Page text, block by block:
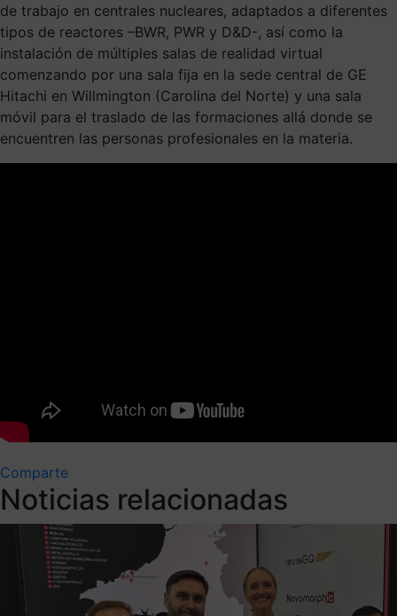
de trabajo en centrales nucleares, adaptados a diferentes
tipos de reactores –BWR, PWR y D&D-, así como la
instalación de múltiples salas de realidad virtual
comenzando por una sala fija en la sede central de GE
Hitachi en Willmington (Carolina del Norte) y una sala
móvil para el traslado de las formaciones allá donde se
encuentren las personas profesionales en la materia.
Comparte
Noticias relacionadas